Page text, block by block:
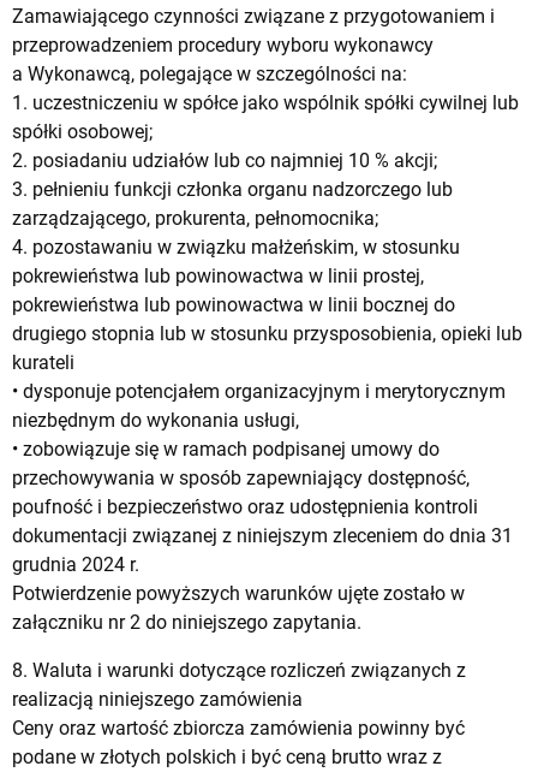
Zamawiającego czynności związane z przygotowaniem i
przeprowadzeniem procedury wyboru wykonawcy
a Wykonawcą, polegające w szczególności na:
1. uczestniczeniu w spółce jako wspólnik spółki cywilnej lub
spółki osobowej;
2. posiadaniu udziałów lub co najmniej 10 % akcji;
3. pełnieniu funkcji członka organu nadzorczego lub
zarządzającego, prokurenta, pełnomocnika;
4. pozostawaniu w związku małżeńskim, w stosunku
pokrewieństwa lub powinowactwa w linii prostej,
pokrewieństwa lub powinowactwa w linii bocznej do
drugiego stopnia lub w stosunku przysposobienia, opieki lub
kurateli
• dysponuje potencjałem organizacyjnym i merytorycznym
niezbędnym do wykonania usługi,
• zobowiązuje się w ramach podpisanej umowy do
przechowywania w sposób zapewniający dostępność,
poufność i bezpieczeństwo oraz udostępnienia kontroli
dokumentacji związanej z niniejszym zleceniem do dnia 31
grudnia 2024 r.
Potwierdzenie powyższych warunków ujęte zostało w
załączniku nr 2 do niniejszego zapytania.
8. Waluta i warunki dotyczące rozliczeń związanych z
realizacją niniejszego zamówienia
Ceny oraz wartość zbiorcza zamówienia powinny być
podane w złotych polskich i być ceną brutto wraz z